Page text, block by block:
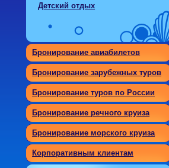
Детский отдых
Бронирование авиабилетов
Бронирование зарубежных туров
Бронирование туров по России
Бронирование речного круиза
Бронирование морского круиза
Корпоративным клиентам